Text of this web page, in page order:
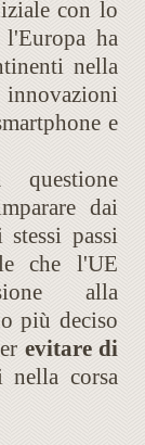
con lo
ha
nella
e
questione
dai
passi
che l'UE
alla
più deciso
evitare di
nella corsa